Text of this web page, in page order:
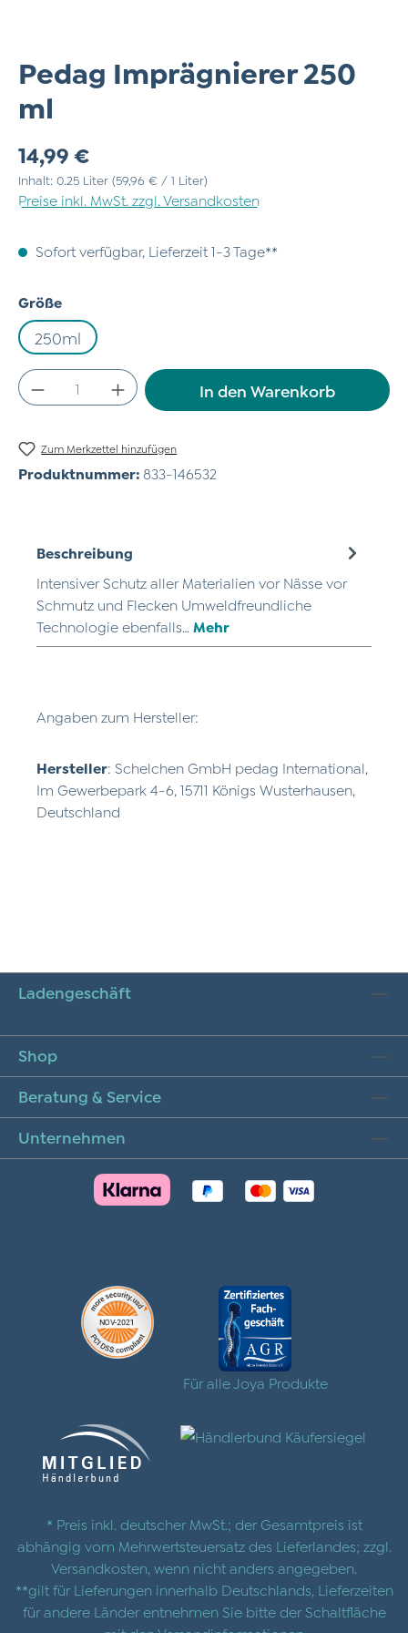
Pedag Imprägnierer 250
ml
Regulärer Preis:
14,99 €
Inhalt: 0.25 Liter (59,96 € / 1 Liter)
Preise inkl. MwSt. zzgl. Versandkosten
Sofort verfügbar, Lieferzeit 1-3 Tage**
Größeauswählen
250ml
Produkt Anzahl: Gib den gewünschten
In den Warenkorb
Zum Merkzettel hinzufügen
Produktnummer: 833-146532
Beschreibung
Intensiver Schutz aller Materialien vor Nässe vor
Schmutz und Flecken Umweldfreundliche
Technologie ebenfalls… Mehr
Angaben zum Hersteller:
Hersteller: Schelchen GmbH pedag International,
Im Gewerbepark 4-6, 15711 Königs Wusterhausen,
Deutschland
Ladengeschäft
Shop
Beratung & Service
Unternehmen
Für alle Joya Produkte
* Preis inkl. deutscher MwSt.; der Gesamtpreis ist
abhängig vom Mehrwertsteuersatz des Lieferlandes; zzgl.
Versandkosten , wenn nicht anders angegeben.
**gilt für Lieferungen innerhalb Deutschlands, Lieferzeiten
für andere Länder entnehmen Sie bitte der Schaltfläche